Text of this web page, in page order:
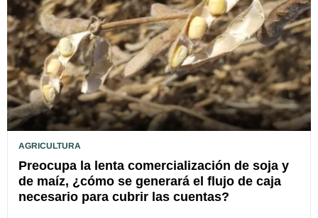
AGRICULTURA
Preocupa la lenta comercialización de soja y
de maíz, ¿cómo se generará el flujo de caja
necesario para cubrir las cuentas?